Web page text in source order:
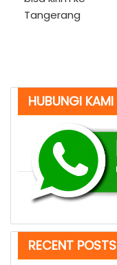
Tangerang
HUBUNGI KAMI
RECENT POSTS